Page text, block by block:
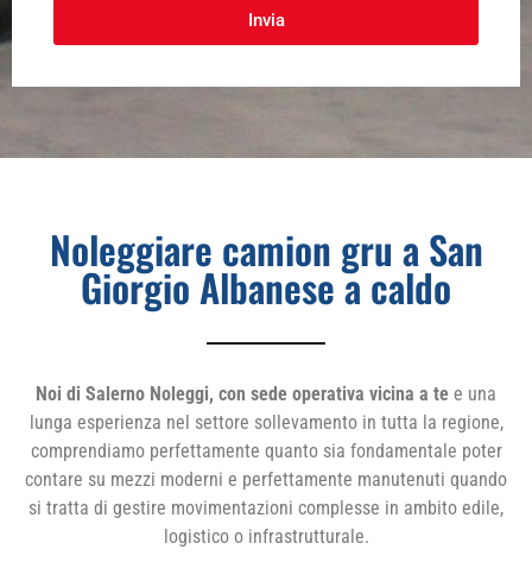
Invia
Noleggiare camion gru a San
Giorgio Albanese a caldo
Noi di Salerno Noleggi, con sede operativa vicina a te e una
lunga esperienza nel settore sollevamento in tutta la regione,
comprendiamo perfettamente quanto sia fondamentale poter
contare su mezzi moderni e perfettamente manutenuti quando
si tratta di gestire movimentazioni complesse in ambito edile,
logistico o infrastrutturale.